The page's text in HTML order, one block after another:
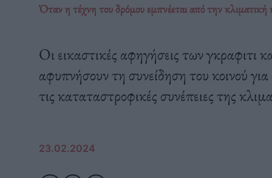
Όταν η τέχνη του δρόμου εμπνέεται από την κλιματική
Οι εικαστικές αφηγήσεις των γκραφιτι
αφυπνήσουν τη συνείδηση του κοινού
τις καταταστροφικές συνέπειες της
23.02.2024